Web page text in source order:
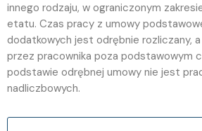
innego rodzaju, w ograniczonym
etatu. Czas pracy z umowy
dodatkowych jest odrębnie rozliczany,
przez pracownika poza podstawowym
podstawie odrębnej umowy nie jest
nadliczbowych.